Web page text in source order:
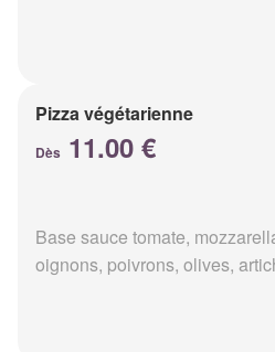
Pizza végétarienne
Dès 11.00 €
Base sauce tomate,
oignons, poivrons, olives,